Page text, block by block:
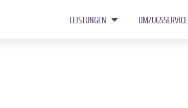
LEISTUNGEN UMZUGSSERVICE